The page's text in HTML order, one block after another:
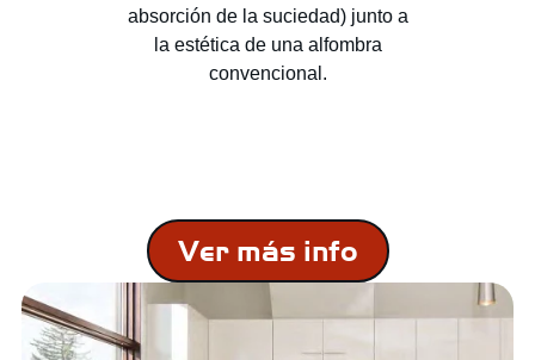
absorción de la suciedad) junto a
la estética de una alfombra
convencional.
Ver más info